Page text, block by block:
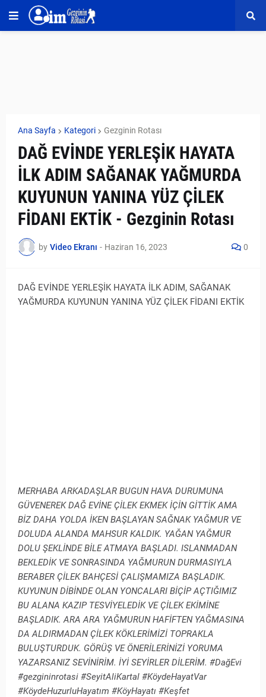
Ana Sayfa Kategori Gezginin Rotası
DAĞ EVİNDE YERLEŞİK HAYATA
İLK ADIM SAĞANAK YAĞMURDA
KUYUNUN YANINA YÜZ ÇİLEK
FİDANI EKTİK - Gezginin Rotası
by Video Ekranı - Haziran 16, 2023 0
DAĞ EVİNDE YERLEŞİK HAYATA İLK ADIM, SAĞANAK
YAĞMURDA KUYUNUN YANINA YÜZ ÇİLEK FİDANI EKTİK
MERHABA ARKADAŞLAR BUGUN HAVA DURUMUNA
GÜVENEREK DAĞ EVİNE ÇİLEK EKMEK İÇİN GİTTİK AMA
BİZ DAHA YOLDA İKEN BAŞLAYAN SAĞNAK YAĞMUR VE
DOLUDA ALANDA MAHSUR KALDIK. YAĞAN YAĞMUR
DOLU ŞEKLİNDE BİLE ATMAYA BAŞLADI. ISLANMADAN
BEKLEDİK VE SONRASINDA YAĞMURUN DURMASIYLA
BERABER ÇİLEK BAHÇESİ ÇALIŞMAMIZA BAŞLADIK.
KUYUNUN DİBİNDE OLAN YONCALARI BİÇİP AÇTIĞIMIZ
BU ALANA KAZIP TESVİYELEDİK VE ÇİLEK EKİMİNE
BAŞLADIK. ARA ARA YAĞMURUN HAFİFTEN YAĞMASINA
DA ALDIRMADAN ÇİLEK KÖKLERİMİZİ TOPRAKLA
BULUŞTURDUK. GÖRÜŞ VE ÖNERİLERİNİZİ YORUMA
YAZARSANIZ SEVİNİRİM. İYİ SEYİRLER DİLERİM. #DağEvi
#gezgininrotasi #SeyitAliKartal #KöydeHayatVar
#KöydeHuzurluHayatım #KöyHayatı #Keşfet